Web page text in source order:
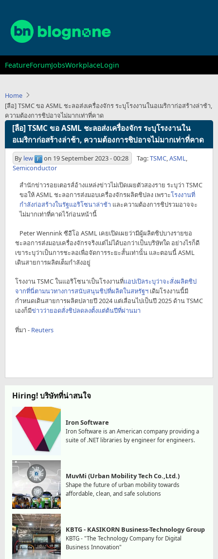
main
content
Main
navigation
FeatureForumJobsWorkplaceLogin
Home
[ลือ] TSMC ขอ ASML ชะลอส่งเครื่องจักร ระบุโรงงานในอเมริกาก่อสร้างล่าช้า,
ความต้องการชิปอาจไม่มากเท่าที่คาด
[ลือ] TSMC ขอ ASML ชะลอส่งเครื่องจักร ระบุโรงงานใน
อเมริกาก่อสร้างล่าช้า, ความต้องการชิปอาจไม่มากเท่าที่คาด
By lew on 19 September 2023 - 00:28 Tag:TSMC,ASML,
Semiconductor
สำนักข่าวรอยเตอรส์อ้างแหล่งข่าวไม่เปิดเผยตัวสองราย ระบุว่า TSMC
ขอให้ ASML ชะลอการส่งมอบเครื่องจักรผลิตชิปลง เพราะโรงงานที่
กำลังก่อสร้างในรัฐแอริโซนาล่าช้า และความต้องการชิปรวมอาจจะ
ไม่มากเท่าที่คาดไว้ก่อนหน้านี้
Peter Wennink ซีอีโอ ASML เคยเปิดเผยว่ามีผู้ผลิตชิปบางรายขอ
ชะลอการส่งมอบเครื่องจักรจริงแต่ไม่ได้บอกว่าเป็นบริษัทใด อย่างไรก็ดี
เขาระบุว่าเป็นการชะลอเพื่อจัดการระยะสั้นเท่านั้น และตอนนี้ ASML
เดินสายการผลิตเต็มกำลังอยู่
โรงงาน TSMC ในแอริโซนาเป็นโรงงานที่แอปเปิลระบุว่าจะสั่งผลิตชิป
จากที่นี่ตามนวทางการสนับสนุนชิปที่ผลิตในสหรัฐฯ เดิมโรงงานนี้มี
กำหนดเดินสายการผลิตปลายปี 2024 แต่เลื่อนไปเป็นปี 2025 ด้าน TSMC
เองก็มีข่าวว่ายอดสั่งชิปลดลงตั้งแต่ต้นปีที่ผ่านมา
ที่มา - Reuters
Hiring! บริษัทที่น่าสนใจ
Iron Software
Iron Software is an American company providing a
suite of .NET libraries by engineer for engineers.
MuvMi (Urban Mobility Tech Co.,Ltd.)
Shape the future of urban mobility towards
affordable, clean, and safe solutions
KBTG - KASIKORN Business-Technology Group
KBTG - "The Technology Company for Digital
Business Innovation"